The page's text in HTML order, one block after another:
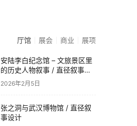
厅馆 展会 商业 展项
安陆李白纪念馆 – 文旅景区里
的历史人物叙事 / 直径叙事设
计
2026年2月5日
张之洞与武汉博物馆 / 直径叙
事设计